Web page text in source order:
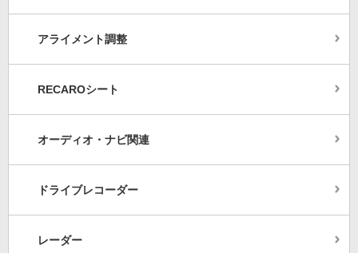
アライメント調整
RECAROシート
オーディオ・ナビ関連
ドライブレコーダー
レーダー